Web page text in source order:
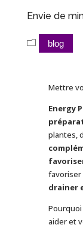
Envie de
blog
Mettre
Energy
plantes,
favoriser
drainer
Pourquoi
aider et